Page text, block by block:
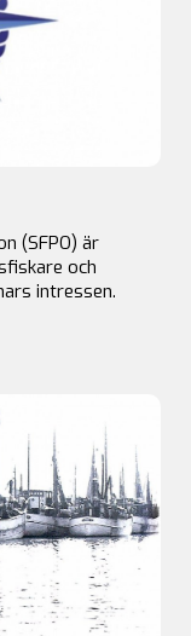
(SFPO) är
och
intressen.